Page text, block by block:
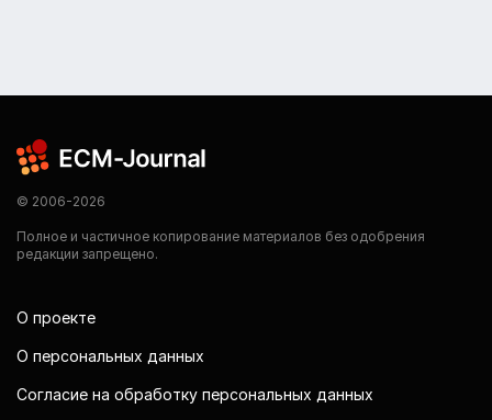
© 2006-2026
Полное и частичное копирование материалов без одобрения
редакции запрещено.
О проекте
О персональных данных
Согласие на обработку персональных данных